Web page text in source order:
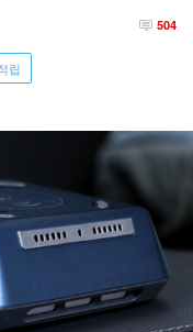
504
립